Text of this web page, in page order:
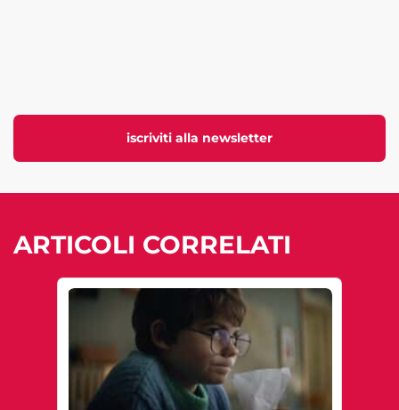
iscriviti alla newsletter
ARTICOLI CORRELATI